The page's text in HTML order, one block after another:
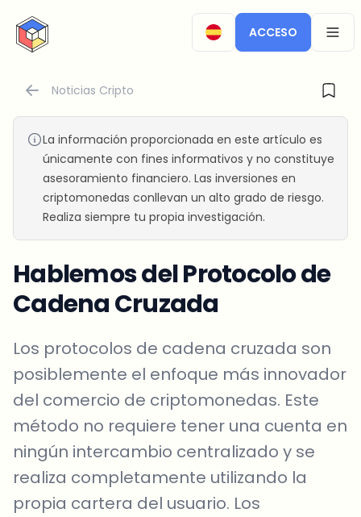
CryptoTicker
ACCESO
Noticias Cripto
La información proporcionada en este artículo es
únicamente con fines informativos y no constituye
asesoramiento financiero. Las inversiones en
criptomonedas conllevan un alto grado de riesgo.
Realiza siempre tu propia investigación.
Hablemos del Protocolo de
Cadena Cruzada
Los protocolos de cadena cruzada son
posiblemente el enfoque más innovador
del comercio de criptomonedas. Este
método no requiere tener una cuenta en
ningún intercambio centralizado y se
realiza completamente utilizando la
propia cartera del usuario. Los